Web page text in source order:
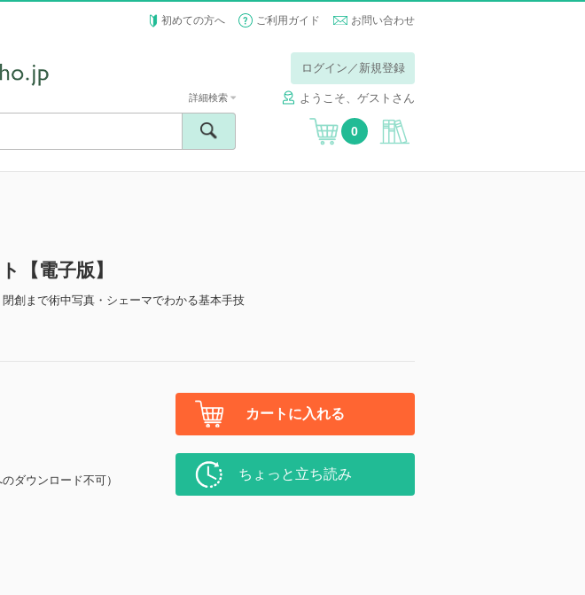
初めての方へ ご利用ガイド お問い合わせ
ログイン／新規登録
ようこそ、ゲストさん
詳細検索
0
【電子版】
創まで術中写真・シェーマでわかる基本手技
ダウンロード不可）
カートに入れる
ちょっと立ち読み